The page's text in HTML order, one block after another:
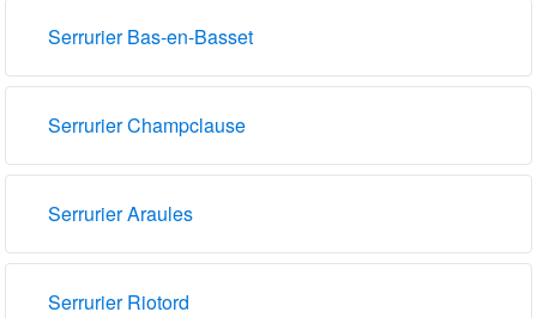
Serrurier Bas-en-Basset
Serrurier Champclause
Serrurier Araules
Serrurier Riotord